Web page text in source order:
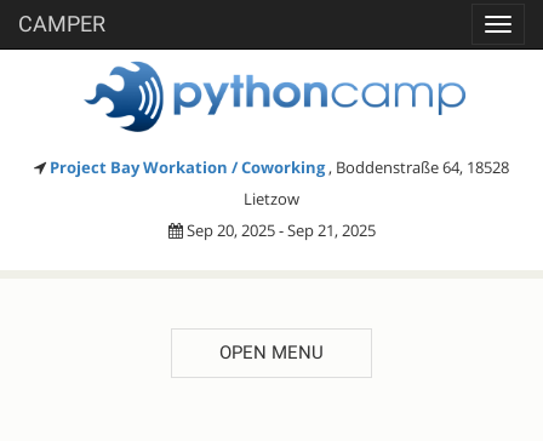
CAMPER
Project Bay Workation / Coworking , Boddenstraße 64, 18528
Lietzow
Sep 20, 2025 - Sep 21, 2025
OPEN MENU